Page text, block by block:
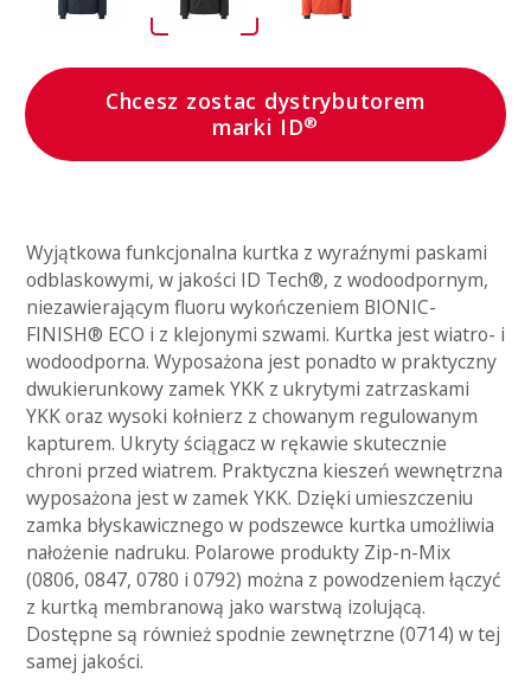
Chcesz zostac dystrybutorem
marki ID®
Wyjątkowa funkcjonalna kurtka z wyraźnymi paskami
odblaskowymi, w jakości ID Tech®, z wodoodpornym,
niezawierającym fluoru wykończeniem BIONIC-
FINISH® ECO i z klejonymi szwami. Kurtka jest wiatro- i
wodoodporna. Wyposażona jest ponadto w praktyczny
dwukierunkowy zamek YKK z ukrytymi zatrzaskami
YKK oraz wysoki kołnierz z chowanym regulowanym
kapturem. Ukryty ściągacz w rękawie skutecznie
chroni przed wiatrem. Praktyczna kieszeń wewnętrzna
wyposażona jest w zamek YKK. Dzięki umieszczeniu
zamka błyskawicznego w podszewce kurtka umożliwia
nałożenie nadruku. Polarowe produkty Zip-n-Mix
(0806, 0847, 0780 i 0792) można z powodzeniem łączyć
z kurtką membranową jako warstwą izolującą.
Dostępne są również spodnie zewnętrzne (0714) w tej
samej jakości.